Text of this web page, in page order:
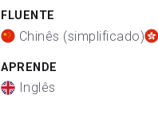
FLUENTE
Chinês (simplificado)
APRENDE
Inglês